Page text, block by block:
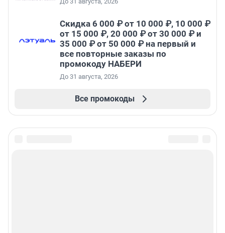
Скидка 6 000 ₽ от 10 000 ₽, 10 000 ₽
от 15 000 ₽, 20 000 ₽ от 30 000 ₽ и
35 000 ₽ от 50 000 ₽ на первый и
все повторные заказы по
промокоду НАБЕРИ
До 31 августа, 2026
Все промокоды